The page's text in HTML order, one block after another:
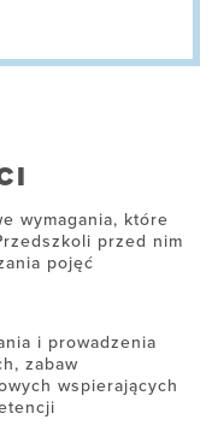
wymagania, które
przed nim
pojęć
i prowadzenia
zabaw
wspierających